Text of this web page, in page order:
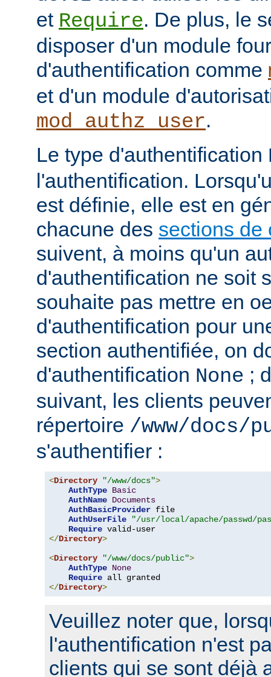
et Require. De plus, le
disposer d'un module
d'authentification comme
et d'un module
mod_authz_user.
Le type d'authentification
l'authentification.
est définie, elle est en
chacune des sections de
suivent, à moins qu'un
d'authentification ne soit
souhaite pas mettre en
d'authentification pour
section authentifiée, on
d'authentification None ;
suivant, les clients
répertoire /www/docs/
s'authentifier :
<Directory "/www/docs">
AuthType Basic
AuthName Documents
AuthBasicProvider file
AuthUserFile
"/usr/local/apache/passwd/
Require
</Directory>
<Directory "/www/docs/public">
AuthType None
Require
</Directory>
Veuillez noter que,
l'authentification n'est
clients qui se sont déjà